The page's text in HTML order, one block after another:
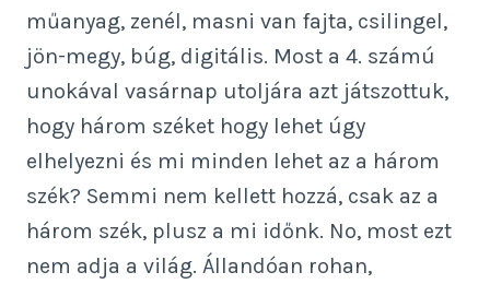
műanyag, zenél, masni van fajta, csilingel,
jön-megy, búg, digitális. Most a 4. számú
unokával vasárnap utoljára azt játszottuk,
hogy három széket hogy lehet úgy
elhelyezni és mi minden lehet az a három
szék? Semmi nem kellett hozzá, csak az a
három szék, plusz a mi időnk. No, most ezt
nem adja a világ. Állandóan rohan,